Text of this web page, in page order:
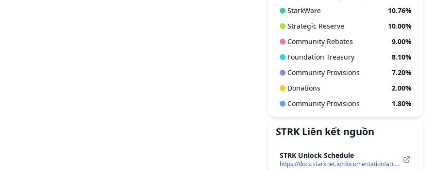
StarkWare
10.76%
Strategic Reserve
10.00%
Community Rebates
9.00%
Foundation Treasury
8.10%
Community Provisions
7.20%
Donations
2.00%
Community Provisions
1.80%
STRK Liên kết nguồn
STRK Unlock Schedule
https://docs.starknet.io/documentation/architecture_and_concepts/Economics-of-Starknet/